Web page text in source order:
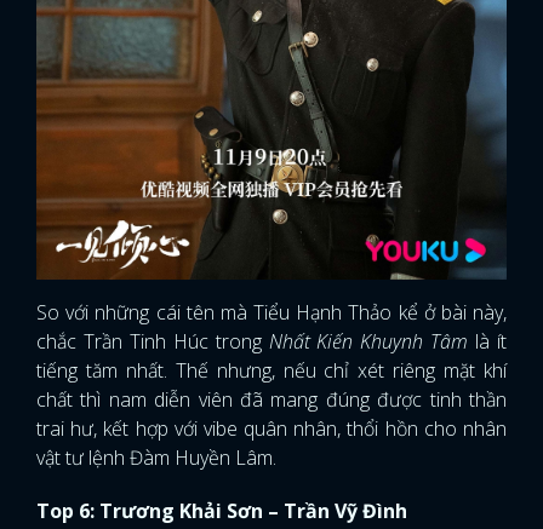
FACEBOOK
So với những cái tên mà Tiểu Hạnh Thảo kể ở bài này,
chắc Trần Tinh Húc trongNhất Kiến Khuynh Tâm là ít
tiếng tăm nhất. Thế nhưng, nếu chỉ xét riêng mặt khí
chất thì nam diễn viên đã mang đúng được tinh thần
trai hư, kết hợp với vibe quân nhân, thổi hồn cho nhân
vật tư lệnh Đàm Huyền Lâm.
Top 6: Trương Khải Sơn – Trần Vỹ Đình